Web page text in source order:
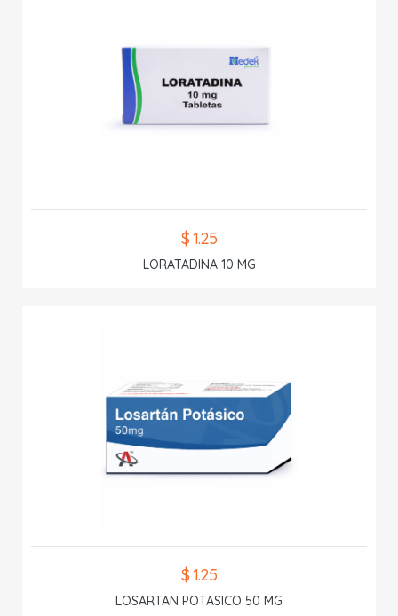
$ 1.25
LORATADINA 10 MG
$ 1.25
LOSARTAN POTASICO 50 MG